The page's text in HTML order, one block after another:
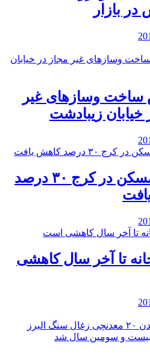
بازار
ساخت وسازهای غیر
خیابان زیبادشت
️قیمت مسکن در کرج ۳۰ درصد
تا آخر سال کاهشی